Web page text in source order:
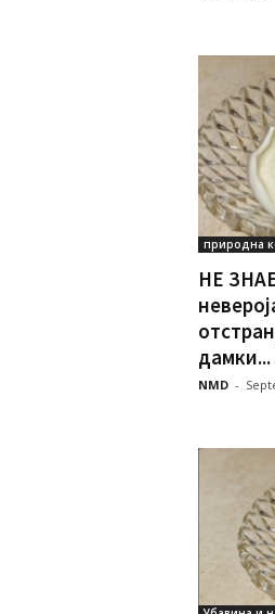
природна
НЕ
дамки...
NMD -